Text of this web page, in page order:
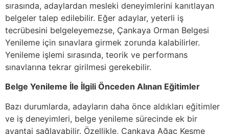
sırasında, adaylardan mesleki deneyimlerini kanıtlayan
belgeler talep edilebilir. Eğer adaylar, yeterli iş
tecrübesini belgeleyemezse, Çankaya Orman Belgesi
Yenileme için sınavlara girmek zorunda kalabilirler.
Yenileme işlemi sırasında, teorik ve performans
sınavlarına tekrar girilmesi gerekebilir.
Belge Yenileme İle İlgili Önceden Alınan Eğitimler
Bazı durumlarda, adayların daha önce aldıkları eğitimler
ve iş deneyimleri, belge yenileme sürecinde ek bir
avantaj sağlayabilir. Özellikle, Çankaya Ağaç Kesme